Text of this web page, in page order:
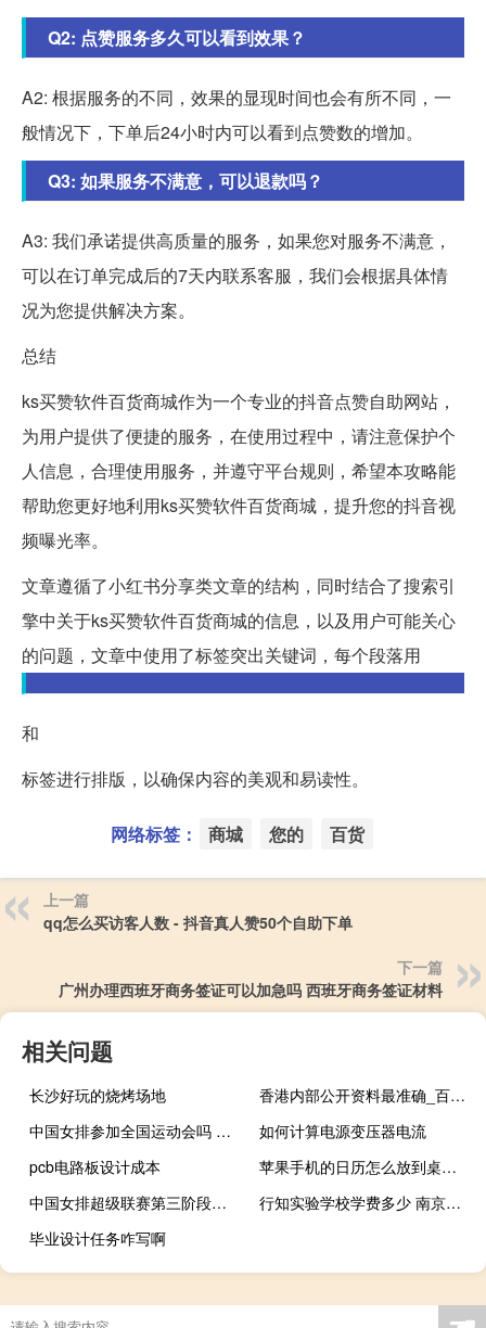
Q2: 点赞服务多久可以看到效果？
A2: 根据服务的不同，效果的显现时间也会有所不同，一
般情况下，下单后24小时内可以看到点赞数的增加。
Q3: 如果服务不满意，可以退款吗？
A3: 我们承诺提供高质量的服务，如果您对服务不满意，
可以在订单完成后的7天内联系客服，我们会根据具体情
况为您提供解决方案。
总结
ks买赞软件百货商城作为一个专业的抖音点赞自助网站，
为用户提供了便捷的服务，在使用过程中，请注意保护个
人信息，合理使用服务，并遵守平台规则，希望本攻略能
帮助您更好地利用ks买赞软件百货商城，提升您的抖音视
频曝光率。
文章遵循了小红书分享类文章的结构，同时结合了搜索引
擎中关于ks买赞软件百货商城的信息，以及用户可能关心
的问题，文章中使用了标签突出关键词，每个段落用
和
标签进行排版，以确保内容的美观和易读性。
网络标签： 商城 您的 百货
上一篇
qq怎么买访客人数 - 抖音真人赞50个自助下单
下一篇
广州办理西班牙商务签证可以加急吗 西班牙商务签证材料
相关问题
长沙好玩的烧烤场地
香港内部公开资料最准确_百度人工智能_安卓版636.64.549
中国女排参加全国运动会吗 中国女排参加重要活动
如何计算电源变压器电流
pcb电路板设计成本
苹果手机的日历怎么放到桌面 苹果手机自带日历
中国女排超级联赛第三阶段赛程 中国女排的14决赛安排
行知实验学校学费多少 南京行知实验中学
毕业设计任务咋写啊